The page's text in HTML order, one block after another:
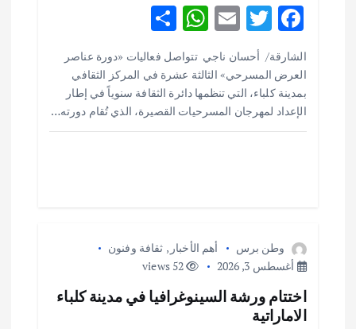
ت
F
ac
e
b
o
T
w
it
te
r
E
ai
l
W
h
at
s
A
h
ar
e
الشارقة/ أحسان ناجي تتواصل فعاليات «دورة عناصر
العرض المسرحي» الثالثة عشرة في المركز الثقافي
بمدينة كلباء، التي تنظمها دائرة الثقافة سنوياً في إطار
الإعداد لمهرجان المسرحيات القصيرة، الذي تُقام دورته…
وطن برس أهم الأخبار , ثقافة وفنون
أغسطس 3, 2026
52 views
اختتام ورشة السينوغرافيا في مدينة كلباء
الاماراتية